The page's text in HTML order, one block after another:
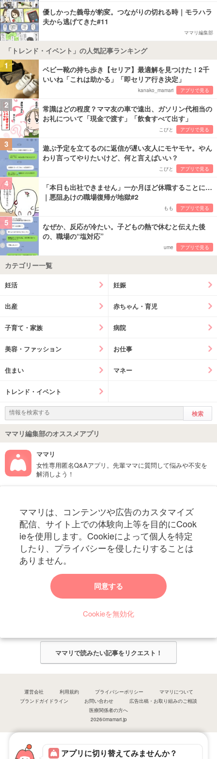
アプリに切り替えてみませんか？
優しかった義母が豹変。つながりの切れる時｜モラハラ
夫から逃げてきた#11
ママリ編集部
「トレンド・イベント」の人気記事ランキング
1
ベビー靴の持ち歩き【セリア】最適解を見つけた！2千
いいね「これは助かる」「即セリア行き決定」
kanako_mamari アプリで見る
2
常識はどの程度？ママ友の車で遠出、ガソリン代相当の
お礼について「現金で渡す」「飲食すべて出す」
こびと アプリで見る
3
遊ぶ予定を立てるのに返信が遅い友人にモヤモヤ。やん
わり言ってやりたいけど、何と言えばいい？
こびと アプリで見る
4
「本日も出社できません」一か月ほど休職することに…
｜悪阻あけの職場復帰が地獄#2
もも アプリで見る
5
なぜか、反応が冷たい。子どもの熱で休むと伝えた後
の、職場の“塩対応”
ume アプリで見る
カテゴリー一覧
妊活 妊娠
出産 赤ちゃん・育児
子育て・家族 病院
美容・ファッション お仕事
住まい マネー
トレンド・イベント
ママリ編集部のオススメアプリ
ママリ
女性専用匿名Q&Aアプリ。先輩ママに質問して悩みや不安を
解消しよう！
ママリは、コンテンツや広告のカスタマイズ
配信、サイト上での体験向上等を目的にCook
ieを使用します。Cookieによって個人を特定
したり、プライバシーを侵したりすることは
ありません。
同意する
Cookieを無効化
妊娠〜子育て中のお役立ち情報を配信中
ママリからのお知らせ
ママリ編集部がみなさんのご意見をもとに記事を作成させていただきま
ママリで読みたい記事をリクエスト！
運営会社 利用規約 プライバシーポリシー
ママリについて
ブランドガイドライン
お問い合わせ
広告出稿・お取り組みのご相談
医療関係者の方へ
2026©mamari.jp